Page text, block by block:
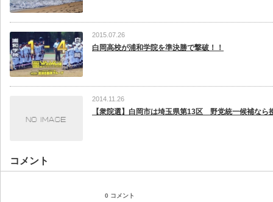
2015.07.26
白岡高校が浦和学院を準決勝で撃破！！
2014.11.26
【衆院選】白岡市は埼玉県第13区 野党統一候補なら
コメント
0 コメント